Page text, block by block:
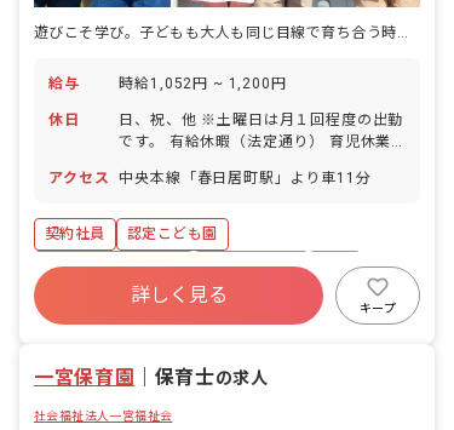
給与 時給1,052円 ~ 1,200円
休日
日、祝、他 ※土曜日は月１回程度の出勤
です。 有給休暇（法定通り） 育児休業
アクセス
中央本線「春日居町駅」より車11分
契約社員
認定こども園
ボーナス・賞与あり
社会保険完備
福利厚生充実
退職金制度
残業少なめ
詳しく見る
キープ
一宮保育園 保育士の求人
社会福祉法人一宮福祉会